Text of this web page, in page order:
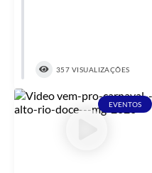
357 VISUALIZAÇÕES
EVENTOS